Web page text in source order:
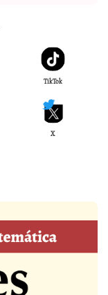
TikTok
X